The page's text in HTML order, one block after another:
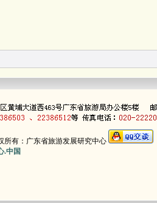
有：广东省旅游发展研究中心
.中国